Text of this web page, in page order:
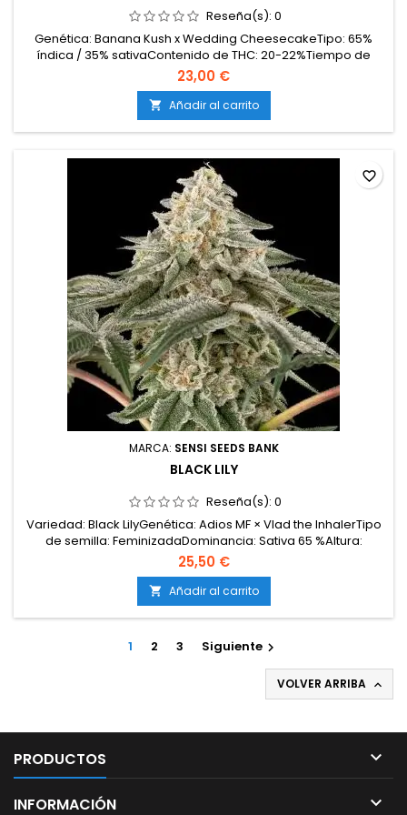
Reseña(s): 0
Genética: Banana Kush x Wedding CheesecakeTipo: 65%
índica / 35% sativaContenido de THC: 20-22%Tiempo de
floración: 7-9 semanas en interiorCosecha en
exterior: Finales de septiembre – principios de
octubreProducción en interior: 500-550 g/m²Producción en
exterior: 600 g/planta o másAltura: 100-140 cm en interior;
hasta 200 cm en...
23,00 €
 Añadir al carrito
MARCA: SENSI SEEDS BANK
BLACK LILY
Reseña(s): 0
Variedad: Black LilyGenética: Adios MF × Vlad the InhalerTipo
de semilla: FeminizadaDominancia: Sativa 65 %Altura:
MediaFloración: 70–75 díasProducción: XXLClima: Templado
/ ContinentalMorfología: plantas vigorosas, bien ramificadas
y muy productivasSabor y aroma: mentolado, gas, cremoso,
especiado, kushEfectos: eufórico,...
25,50 €
 Añadir al carrito
favorite_border
1 2 3 Siguiente 
VOLVER ARRIBA 
PRODUCTOS 
INFORMACIÓN 